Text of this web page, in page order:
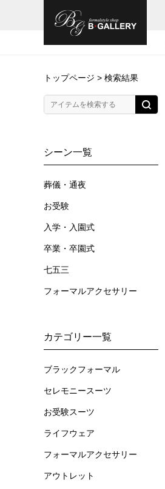
トップページ > 検索結果
シーン一覧
葬儀・通夜
お受験
入学・入園式
卒業・卒園式
七五三
フォーマルアクセサリー
カテゴリー一覧
ブラックフォーマル
セレモニースーツ
お受験スーツ
ライフウェア
フォーマルアクセサリー
アウトレット